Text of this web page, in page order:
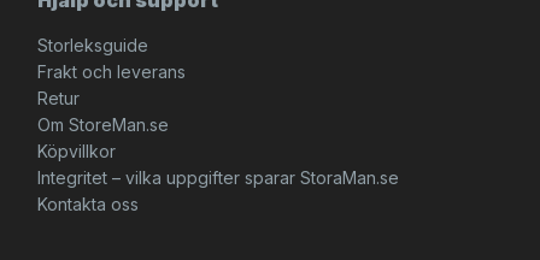
Storleksguide
Frakt och leverans
Retur
Om StoreMan.se
Köpvillkor
Integritet – vilka uppgifter sparar StoraMan.se
Kontakta oss